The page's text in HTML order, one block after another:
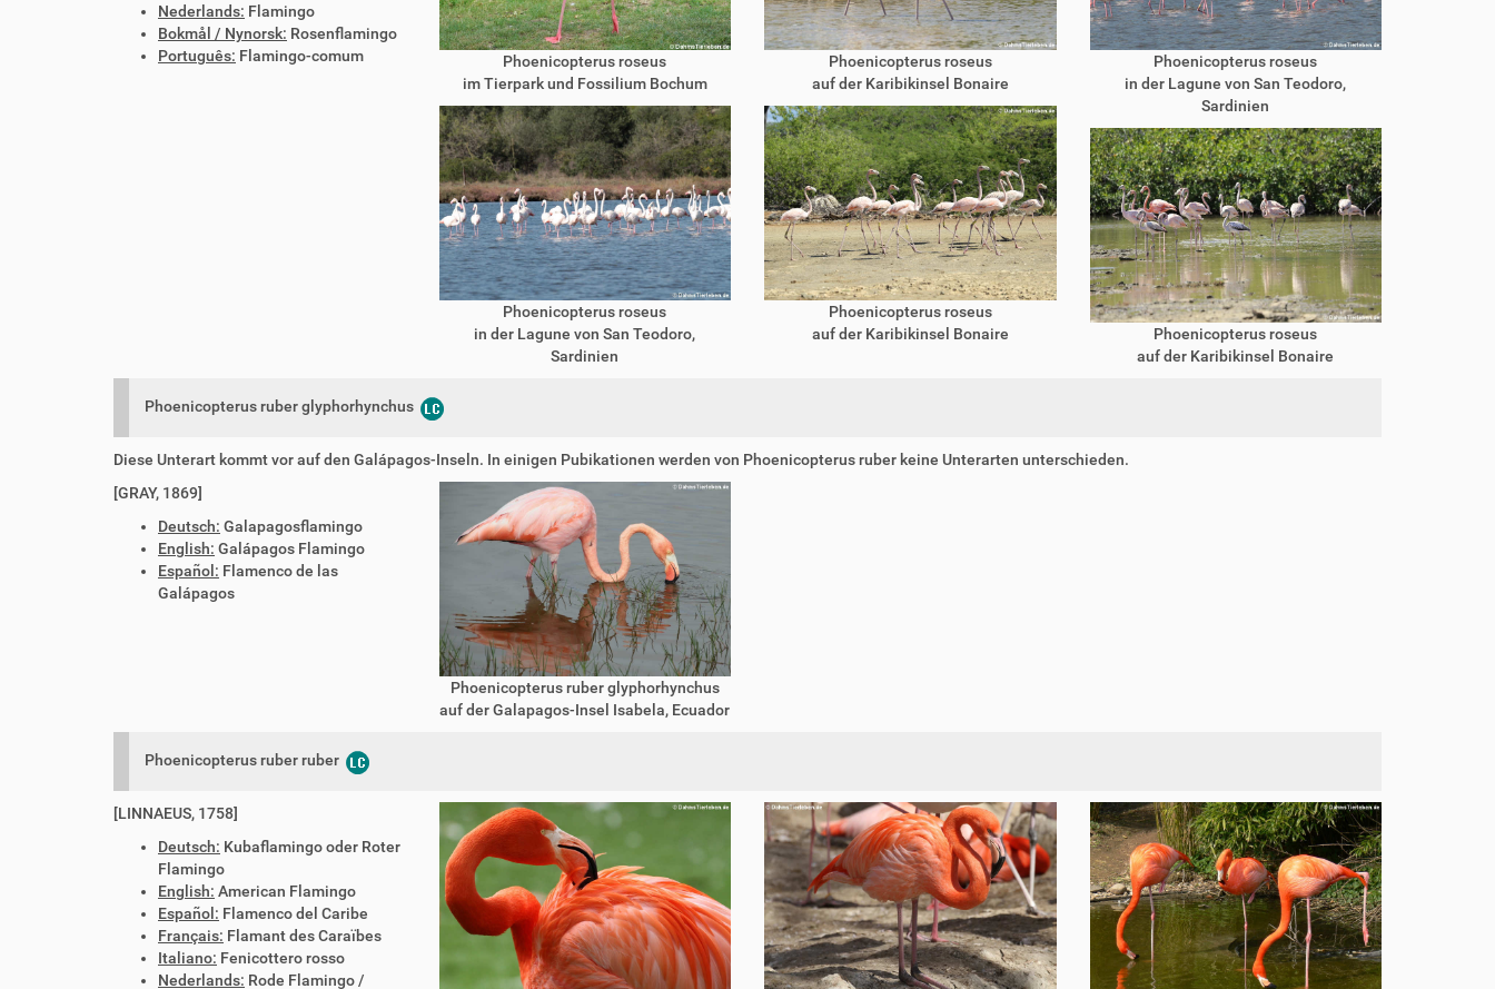
Nederlands: Flamingo
Bokmål / Nynorsk: Rosenflamingo
Português: Flamingo-comum
Phoenicopterus roseus
im Tierpark und Fossilium Bochum
Phoenicopterus roseus
in der Lagune von San Teodoro,
Sardinien
Phoenicopterus roseus
auf der Karibikinsel Bonaire
Phoenicopterus roseus
auf der Karibikinsel Bonaire
Phoenicopterus roseus
in der Lagune von San Teodoro,
Sardinien
Phoenicopterus roseus
auf der Karibikinsel Bonaire
Phoenicopterus ruber glyphorhynchus
Diese Unterart kommt vor auf den Galápagos-Inseln. In einigen Pubikationen werden von Phoenicopterus ruber keine Unterarten unterschieden.
[GRAY, 1869]
Deutsch: Galapagosflamingo
English: Galápagos Flamingo
Español: Flamenco de las
Galápagos
Phoenicopterus ruber glyphorhynchus
auf der Galapagos-Insel Isabela, Ecuador
Phoenicopterus ruber ruber
[LINNAEUS, 1758]
Deutsch: Kubaflamingo oder Roter
Flamingo
English: American Flamingo
Español: Flamenco del Caribe
Français: Flamant des Caraïbes
Italiano: Fenicottero rosso
Nederlands: Rode Flamingo /